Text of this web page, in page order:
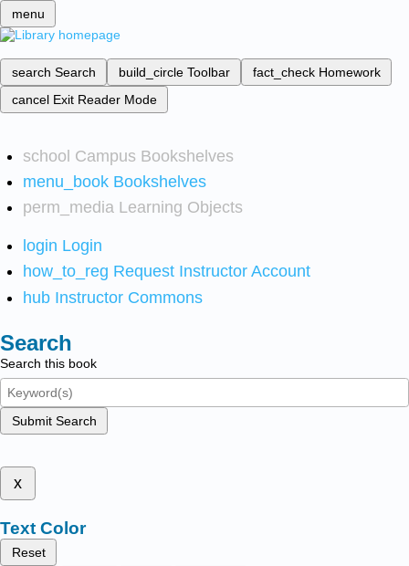
menu
search Search build_circle Toolbar fact_check Homework
cancel Exit Reader Mode
school Campus Bookshelves
menu_book Bookshelves
perm_media Learning Objects
login Login
how_to_reg Request Instructor Account
hub Instructor Commons
Search
Search this book
Submit Search
x
Text Color
Reset